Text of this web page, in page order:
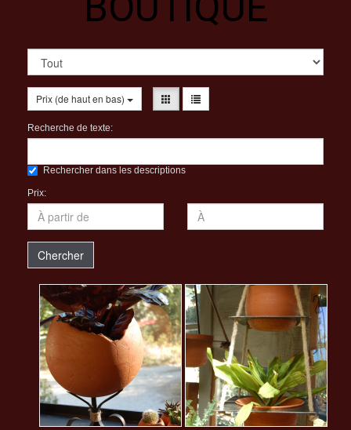
Prix (de haut en bas)
Recherche de texte:
Rechercher dans les descriptions
Prix:
Chercher